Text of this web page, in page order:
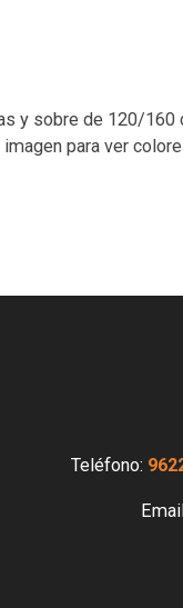
y sobre de 120/160
para ver
Teléfono: